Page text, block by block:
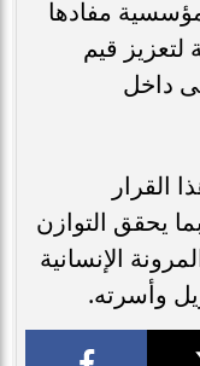
مؤسسية مفادها
لتعزيز قيم
داخل
القرار
يحقق التوازن
الإنسانية
وأسرته.